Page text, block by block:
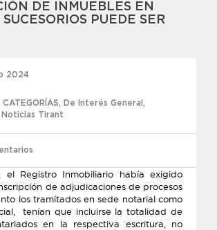
DE INMUEBLES EN
SUCESORIOS PUEDE SER
2024
CATEGORÍAS, De Interés General ,
Noticias Tirant
el Registro Inmobiliario había exigido
de adjudicaciones de procesos
los tramitados en sede notarial como
tenían que incluirse la totalidad de
en la respectiva escritura, no